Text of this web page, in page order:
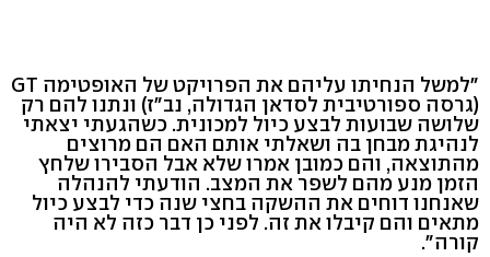
"למשל הנחיתו עליהם את הפרויקט של האופטימה GT
(גרסה ספורטיבית לסדאן הגדולה, נב"ז) ונתנו להם רק
שלושה שבועות לבצע כיול למכונית. כשהגעתי יצאתי
לנהיגת מבחן בה ושאלתי אותם האם הם מרוצים
מהתוצאה, והם כמובן אמרו שלא אבל הסבירו שלחץ
הזמן מנע מהם לשפר את המצב. הודעתי להנהלה
שאנחנו דוחים את ההשקה בחצי שנה כדי לבצע כיול
מתאים והם קיבלו את זה. לפני כן דבר כזה לא היה
קורה".